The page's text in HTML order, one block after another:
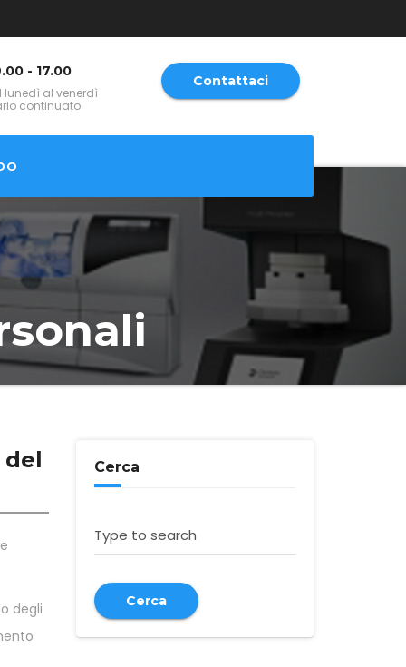
- 17.00
lunedì al venerdì
continuato
Contattaci
del
degli
Cerca
Type to search
Cerca